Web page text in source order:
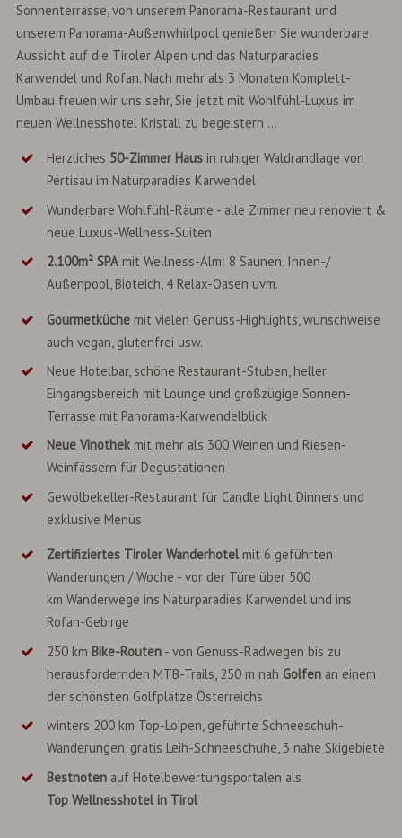
Sonnenterrasse, von unserem Panorama-Restaurant und
unserem Panorama-Außenwhirlpool genießen Sie wunderbare
Aussicht auf die Tiroler Alpen und das Naturparadies
Karwendel und Rofan. Nach mehr als 3 Monaten Komplett-
Umbau freuen wir uns sehr, Sie jetzt mit Wohlfühl-Luxus im
neuen Wellnesshotel Kristall zu begeistern ...
Herzliches 50-Zimmer Hausin ruhiger Waldrandlage von
Pertisau im Naturparadies Karwendel
Wunderbare Wohlfühl-Räume - alle Zimmer neu renoviert &
neue Luxus-Wellness-Suiten
2.100m² SPAmit Wellness-Alm: 8 Saunen, Innen-/
Außenpool, Bioteich, 4 Relax-Oasen uvm.
Gourmetküchemit vielen Genuss-Highlights, wunschweise
auch vegan, glutenfrei usw.
Neue Hotelbar, schöne Restaurant-Stuben, heller
Eingangsbereich mit Lounge und großzügige Sonnen-
Terrasse mit Panorama-Karwendelblick
Neue Vinothek mit mehr als 300 Weinen und Riesen-
Weinfässern für Degustationen
Gewölbekeller-Restaurant für Candle Light Dinners und
exklusive Menüs
Zertifiziertes Tiroler Wanderhotelmit 6 geführten
Wanderungen / Woche - vor der Türe über 500
km Wanderwege ins Naturparadies Karwendel und ins
Rofan-Gebirge
250 km Bike-Routen- von Genuss-Radwegen bis zu
herausfordernden MTB-Trails, 250 m nah Golfenan einem
der schönsten Golfplätze Österreichs
winters 200 km Top-Loipen, geführte Schneeschuh-
Wanderungen, gratis Leih-Schneeschuhe, 3 nahe Skigebiete
Bestnotenauf Hotelbewertungsportalen als
Top Wellnesshotel in Tirol